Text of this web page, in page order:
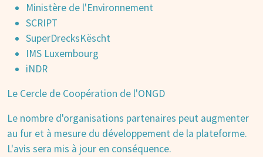
Ministère de l'Environnement
SCRIPT
SuperDrecksKëscht
IMS Luxembourg
iNDR
Le Cercle de Coopération de l'ONGD
Le nombre d'organisations partenaires peut augmenter
au fur et à mesure du développement de la plateforme.
L'avis sera mis à jour en conséquence.